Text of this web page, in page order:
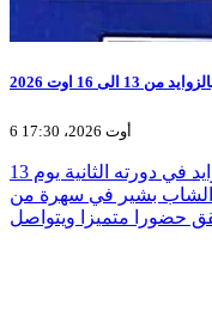
الى 16 اوت 2026
6 أوت 2026، 17:30
ينطلق مهرجان التراث والاصالة بالزوايد في دورته الثانية يوم 13
الشاب بشير في سهرة من